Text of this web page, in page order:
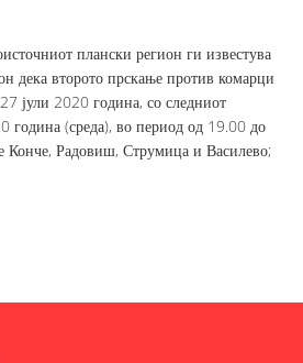
плански регион ги известува
дека второто прскање против комарци
јули 2020 година, со следниот
година (среда), во период од 19.00 до
Конче, Радовиш, Струмица и Василево;